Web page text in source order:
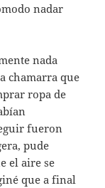
nadar
nada
chamarra que
ropa de
fueron
pude
el aire se
que a final